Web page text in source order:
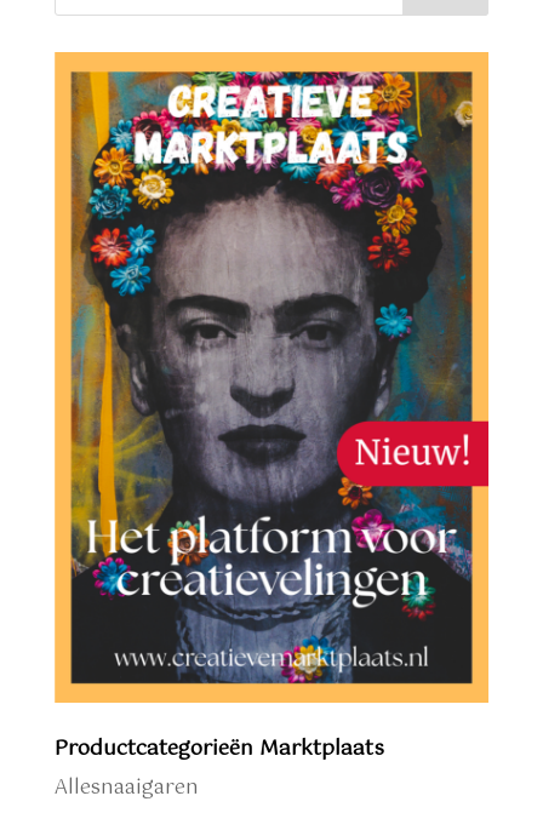
Productcategorieën Marktplaats
Allesnaaigaren